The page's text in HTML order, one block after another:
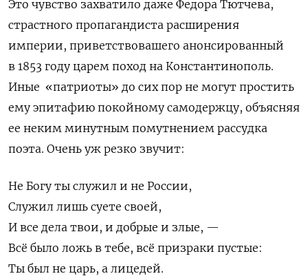
Это чувство захватило даже Федора Тютчева,
страстного пропагандиста расширения
империи, приветствовашего анонсированный
в 1853 году царем поход на Константинополь.
Иные «патриоты» до сих пор не могут простить
ему эпитафию покойному самодержцу, объясняя
ее неким минутным помутнением рассудка
поэта. Очень уж резко звучит:
Не Богу ты служил и не России,
Служил лишь суете своей,
И все дела твои, и добрые и злые, —
Всё было ложь в тебе, всё призраки пустые:
Ты был не царь, а лицедей.